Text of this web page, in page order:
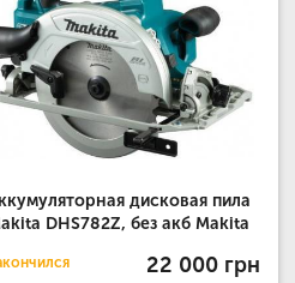
дисковая пила
DHS782Z, без акб Makita
22 000 грн